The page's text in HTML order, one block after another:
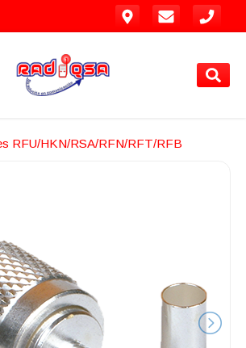
RFU/HKN/RSA/RFN/RFT/RFB